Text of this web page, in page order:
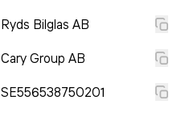
Ryds Bilglas AB
Cary Group AB
SE556538750201